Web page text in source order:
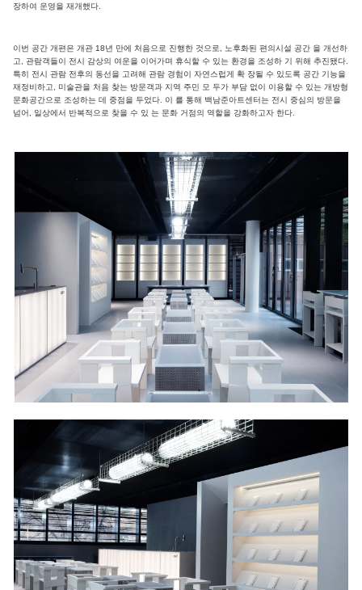
장하여 운영을 재개했다.
이번 공간 개편은 개관 18년 만에 처음으로 진행한 것으로, 노후화된 편의시설 공간 을 개선하
고, 관람객들이 전시 감상의 여운을 이어가며 휴식할 수 있는 환경을 조성하 기 위해 추진됐다.
특히 전시 관람 전후의 동선을 고려해 관람 경험이 자연스럽게 확 장될 수 있도록 공간 기능을
재정비하고, 미술관을 처음 찾는 방문객과 지역 주민 모 두가 부담 없이 이용할 수 있는 개방형
문화공간으로 조성하는 데 중점을 두었다. 이 를 통해 백남준아트센터는 전시 중심의 방문을
넘어, 일상에서 반복적으로 찾을 수 있 는 문화 거점의 역할을 강화하고자 한다.